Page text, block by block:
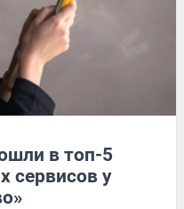
в топ-5
сервисов у